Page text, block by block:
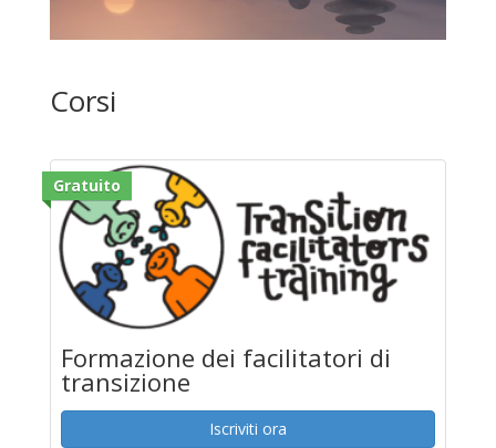
Corsi
Gratuito
Formazione dei facilitatori di
transizione
Iscriviti ora